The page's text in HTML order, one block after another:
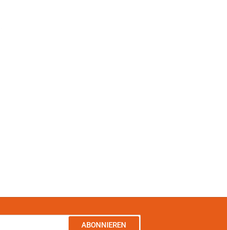
ABONNIEREN